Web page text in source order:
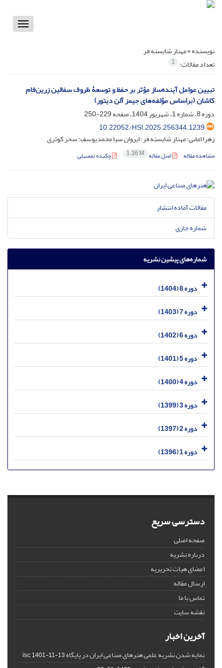
Toggle
نویسنده =مهناز شایسته فر
تعداد مقالات: 1
تبیین عوامل آینده‌ساز مؤثر بر حفظ و توسعۀ ظروف سفالین زرین‌فام
کاشان (براساس مؤلفه‌های جیمز آلن دیتور)
دوره 8، شماره 1، شهریور 1404، صفحه
229-250
10.22052/HSI.2025.256344.1239
زهرا امانی؛ مهناز شایسته فر؛ ایروان سیا محمدیوسف؛ سحر کوثری
مشاهده مقاله اصل مقاله 1.36 M چکیده تفصیلی
مقالات آماده انتشار
شماره جاری
شماره‌های پیشین نشریه
دوره 8 (1404)
دوره 7 (1403)
دوره 6 (1402)
دوره 5 (1401)
دوره 4 (1400)
دوره 3 (1399)
دوره 2 (1397)
دوره 1 (1396)
دسترسی سریع
صفحه اصلی
درباره نشریه
اعضای هیات تحریریه
ارسال مقاله
تماس با ما
نقشه سایت
آخرین اخبار
نمایه شدن نشریه علمی هنرهای صناعی ایران در پایگاه isc1401-11-13